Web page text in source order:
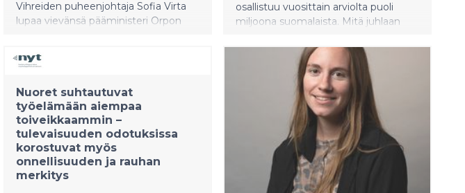
Vihreiden puheenjohtaja Sofia Virta
lupaa vievänsä pääministeri Orpon
tavannut yhtään perhettä, jota asia
osallistuu vuosittain arviolta puoli
miljoona suomalaista. Mitä juhlaan
kirkossa pitikään tehdä? Entä mitä
antaa teinille lahjaksi? Espoolaispapit
Johanna Hirsto ja Laura Vähäsarja
kokosivat vinkit kuumaan
konfirmaatiokesään.
Nuoret suhtautuvat
työelämään aiempaa
toiveikkaammin –
tulevaisuuden odotuksissa
korostuvat myös
onnellisuuden ja rauhan
merkitys